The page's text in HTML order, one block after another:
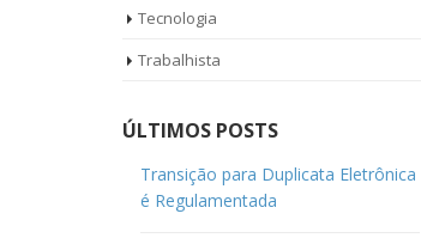
Tecnologia
Trabalhista
ÚLTIMOS POSTS
Transição para Duplicata Eletrônica
é Regulamentada